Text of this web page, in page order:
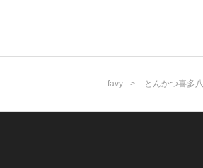
favy とんかつ喜多八